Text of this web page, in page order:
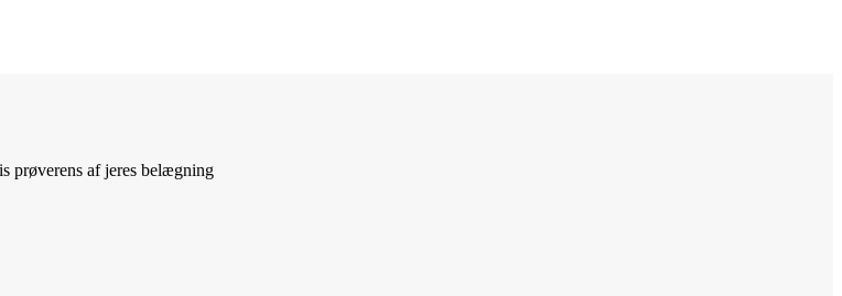
prøverens af jeres belægning